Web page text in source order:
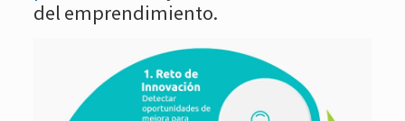
del emprendimiento.